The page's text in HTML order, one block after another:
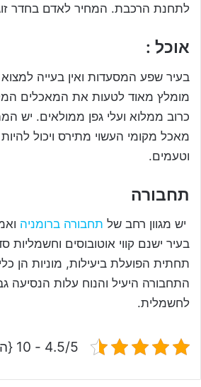
לתחנת הרכבת. המחיר לאדם בחדר
אוכל :
בעיר שפע המסעדות ואין בעייה
מומלץ מאוד לטעות את המאכלים
כרוב ממלוא ועלי גפן ממולאים. יש
מאכל מקומי העשוי מתירס ויכול
וטעמים.
תחבורה
יש מגוון רחב של תחבורה ברומניה
בעיר ישנם קווי אוטובוסים וחשמליות
תחתית הפועלת ביעילות, מוניות הן כלי
התחבורה היעיל והנוח עלות הנסיעה
לחשמלית.
4.5/5 - 10 {הצבעות}